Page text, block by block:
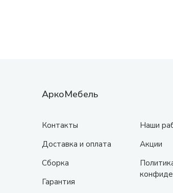
АркоМебель
Контакты
Доставка и оплата
Сборка
Гарантия
Наши
Акции